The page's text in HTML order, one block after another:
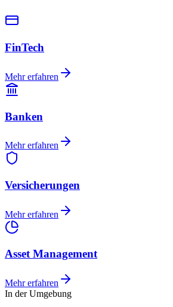
FinTech
Mehr erfahren
Banken
Mehr erfahren
Versicherungen
Mehr erfahren
Asset Management
Mehr erfahren
In der Umgebung